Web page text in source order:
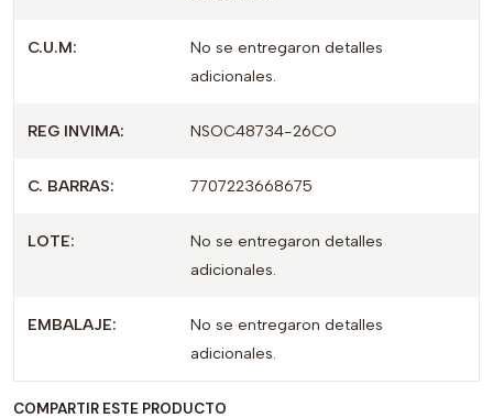
C.U.M:
No se entregaron detalles
adicionales.
REG INVIMA: NSOC48734-26CO
C. BARRAS: 7707223668675
LOTE:
No se entregaron detalles
adicionales.
EMBALAJE:
No se entregaron detalles
adicionales.
COMPARTIR ESTE PRODUCTO